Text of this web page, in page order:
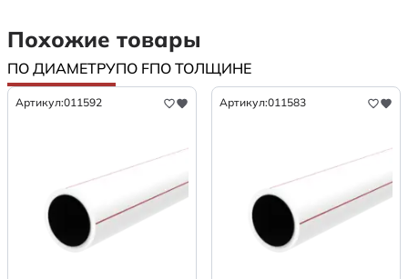
Похожие товары
ПО ДИАМЕТРУПО FПО ТОЛЩИНЕ
Артикул:011592 Артикул:011583